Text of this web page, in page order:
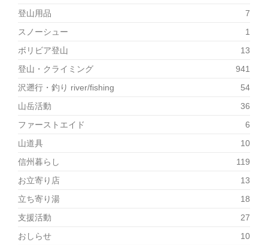
登山用品
7
スノーシュー
1
ボリビア登山
13
登山・クライミング
941
沢遡行・釣り river/fishing
54
山岳活動
36
ファーストエイド
6
山道具
10
信州暮らし
119
お立寄り店
13
立ち寄り湯
18
支援活動
27
おしらせ
10